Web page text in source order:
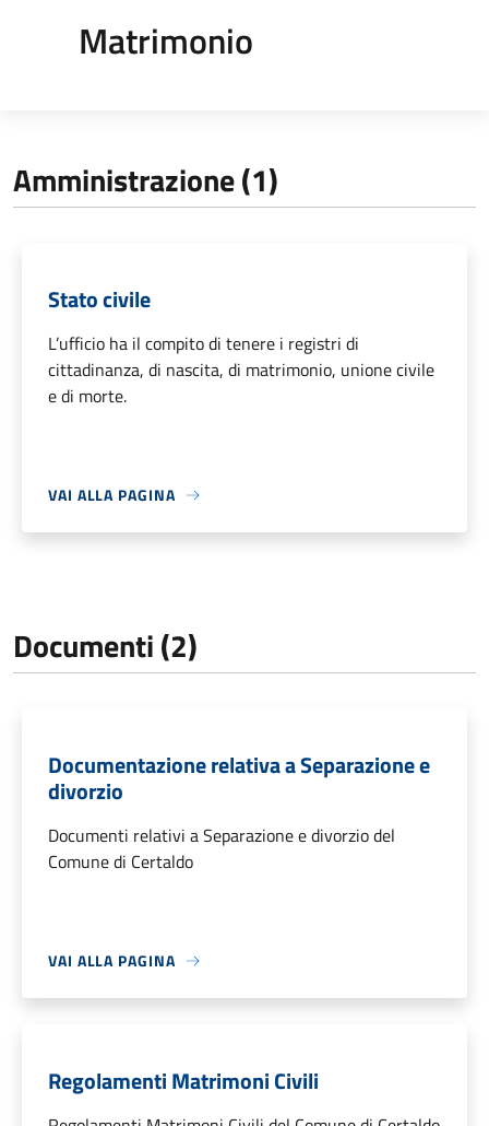
Matrimonio
Amministrazione (1)
Stato civile
L’ufficio ha il compito di tenere i registri di
cittadinanza, di nascita, di matrimonio, unione civile
e di morte.
VAI ALLA PAGINA
Documenti (2)
Documentazione relativa a Separazione e
divorzio
Documenti relativi a Separazione e divorzio del
Comune di Certaldo
VAI ALLA PAGINA
Regolamenti Matrimoni Civili